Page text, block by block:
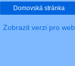
Domovská stránka
Zobrazit verzi pro web